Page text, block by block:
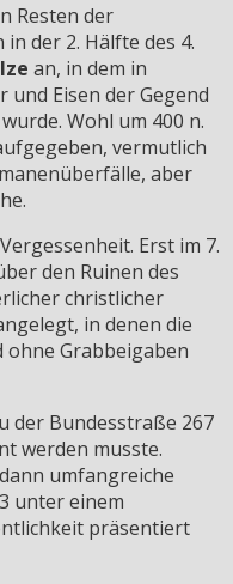
Resten der
der 2. Hälfte des 4.
an, in dem in
und Eisen der Gegend
Wohl um 400 n.
vermutlich
aber
Erst im 7.
den Ruinen des
christlicher
in denen die
Grabbeigaben
der Bundesstraße 267
werden musste.
umfangreiche
unter einem
präsentiert